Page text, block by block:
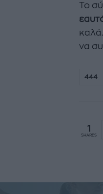
Το
να
444
1
SHARES